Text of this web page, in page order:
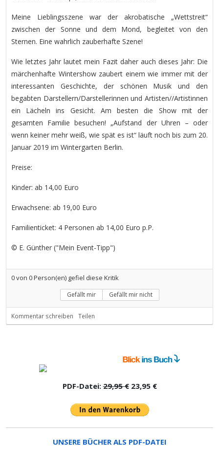
Meine Lieblingsszene war der akrobatische „Wettstreit“
zwischen der Sonne und dem Mond, begleitet von den
Sternen. Eine wahrlich zauberhafte Szene!
Wie letztes Jahr lautet mein Fazit daher auch dieses Jahr: Die
märchenhafte Wintershow zaubert einem wie immer mit der
interessanten Geschichte, der schönen Musik und den
begabten Darstellern/Darstellerinnen und Artisten//Artistinnen
ein Lächeln ins Gesicht. Am besten die Show mit der
gesamten Familie besuchen! „Aufstand der Uhren – oder
wenn keiner mehr weiß, wie spät es ist“ läuft noch bis zum 20.
Januar 2019 im Wintergarten Berlin.
Preise:
Kinder: ab 14,00 Euro
Erwachsene: ab 19,00 Euro
Familienticket: 4 Personen ab 14,00 Euro p.P.
© E. Günther ("Mein Event-Tipp")
0von 0Person(en) gefiel diese Kritik
Gefällt mir Gefällt mir nicht
Kommentar schreiben Teilen
PDF-Datei:29,95 €23,95 €
UNSERE BÜCHER ALS PDF-DATEI